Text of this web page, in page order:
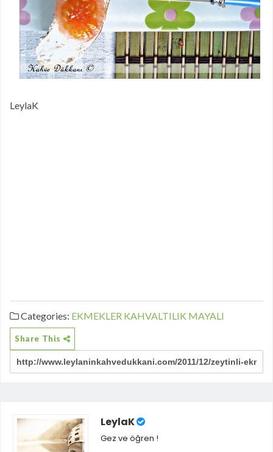
LeylaK
Categories: EKMEKLER KAHVALTILIK MAYALI
Share This
LeylaK
Gez ve öğren !